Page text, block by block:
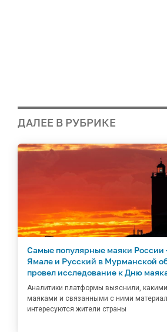
ДАЛЕЕ В РУБРИКЕ
Самые популярные маяки России
Ямале и Русский в Мурманской
провел исследование к Дню маяка
Аналитики платформы выяснили,
маяками и связанными с ними
интересуются жители страны